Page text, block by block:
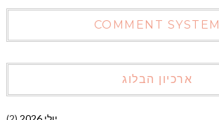
COMMENT SYSTEM
ארכיון הבלוג